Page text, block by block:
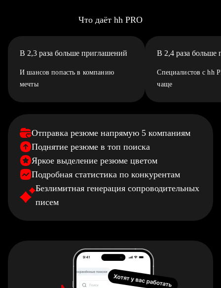
Что даёт hh PRO
В 2,3 раза больше приглашений
И шансов попасть в компанию
мечты
В 2,4 раза больше
Специалистов с hh
чаще
Отправка резюме напрямую 5 компаниям
Поднятие резюме в топ поиска
Яркое выделение резюме цветом
Подробная статистика по конкурентам
Безлимитная генерация сопроводительных
писем